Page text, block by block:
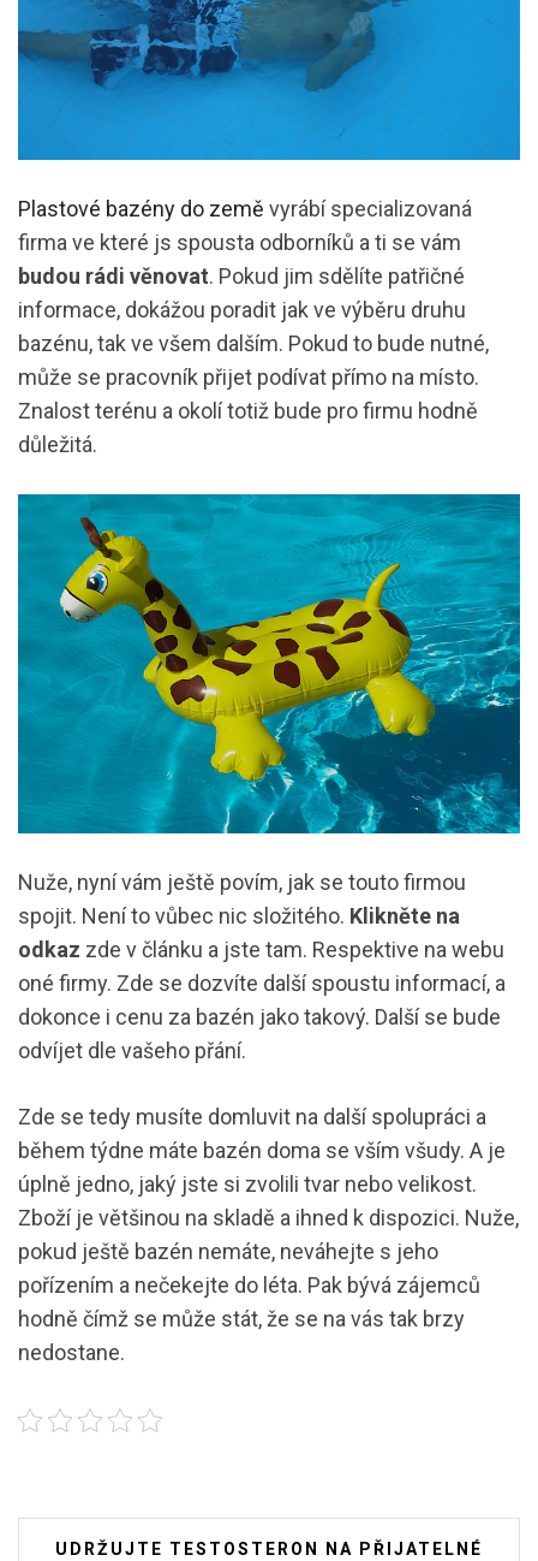
Plastové bazény do země vyrábí specializovaná
firma ve které js spousta odborníků a ti se vám
budou rádi věnovat. Pokud jim sdělíte patřičné
informace, dokážou poradit jak ve výběru druhu
bazénu, tak ve všem dalším. Pokud to bude nutné,
může se pracovník přijet podívat přímo na místo.
Znalost terénu a okolí totiž bude pro firmu hodně
důležitá.
Nuže, nyní vám ještě povím, jak se touto firmou
spojit. Není to vůbec nic složitého. Klikněte na
odkaz zde v článku a jste tam. Respektive na webu
oné firmy. Zde se dozvíte další spoustu informací, a
dokonce i cenu za bazén jako takový. Další se bude
odvíjet dle vašeho přání.
Zde se tedy musíte domluvit na další spolupráci a
během týdne máte bazén doma se vším všudy. A je
úplně jedno, jaký jste si zvolili tvar nebo velikost.
Zboží je většinou na skladě a ihned k dispozici. Nuže,
pokud ještě bazén nemáte, neváhejte s jeho
pořízením a nečekejte do léta. Pak bývá zájemců
hodně čímž se může stát, že se na vás tak brzy
nedostane.
Navigace
UDRŽUJTE TESTOSTERON NA PŘIJATELNÉ